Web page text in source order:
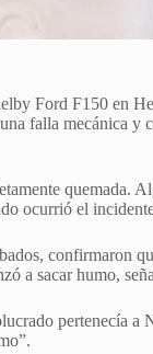
Ford F150 en
falla mecánica y
quemada.
ocurrió el
confirmaron
a sacar humo,
pertenecía a